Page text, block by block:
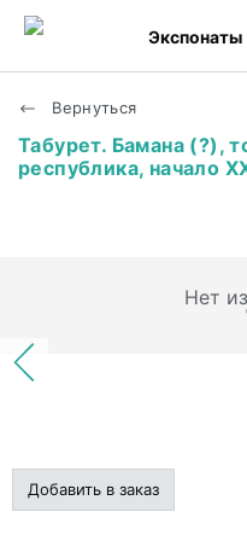
Экспонаты
Вернуться
Табурет. Бамана (?),
республика, начало
Нет
Добавить в заказ